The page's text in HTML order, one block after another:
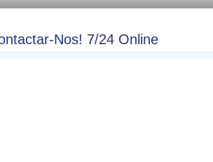
Nos! 7/24 Online